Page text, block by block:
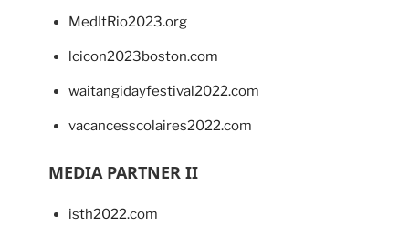
MedItRio2023.org
lcicon2023boston.com
waitangidayfestival2022.com
vacancesscolaires2022.com
MEDIA PARTNER II
isth2022.com